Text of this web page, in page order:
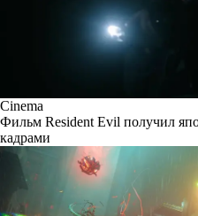
Cinema
Фильм Resident Evil получил
кадрами